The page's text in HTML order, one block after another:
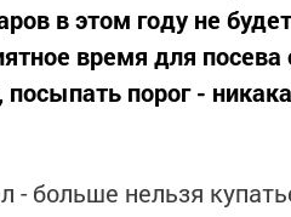
в этом году не
время для
порог -
- больше нельзя